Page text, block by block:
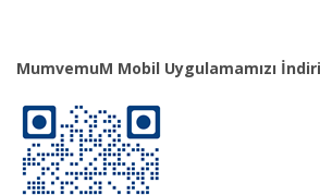
MumvemuM Mobil Uygulamamızı